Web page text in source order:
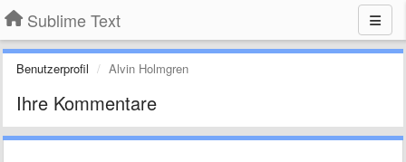
Sublime Text
Benutzerprofil Alvin Holmgren
Ihre Kommentare